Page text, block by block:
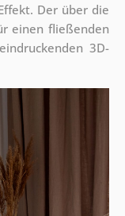
Der über die
einen fließenden
3D-